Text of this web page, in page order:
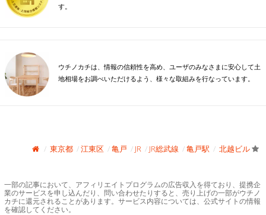
す。
ウチノカチは、情報の信頼性を高め、ユーザのみなさまに安心して土
地相場をお調べいただけるよう、様々な取組みを行なっています。
東京都 江東区 亀戸 JR JR総武線 亀戸駅 北越ビル
一部の記事において、アフィリエイトプログラムの広告収入を得ており、提携企
業のサービスを申し込んだり、問い合わせたりすると、売り上げの一部がウチノ
カチに還元されることがあります。サービス内容については、公式サイトの情報
を確認してください。